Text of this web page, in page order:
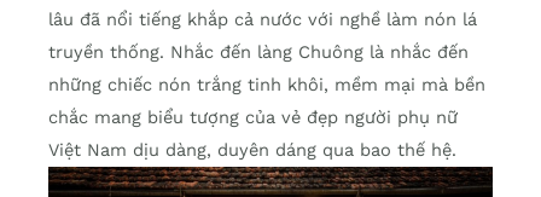
lâu đã nổi tiếng khắp cả nước với nghề làm nón lá
truyền thống. Nhắc đến làng Chuông là nhắc đến
những chiếc nón trắng tinh khôi, mềm mại mà bền
chắc mang biểu tượng của vẻ đẹp người phụ nữ
Việt Nam dịu dàng, duyên dáng qua bao thế hệ.